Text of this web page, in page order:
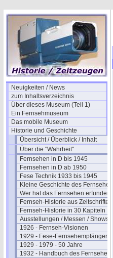
Neuigkeiten / News
zum Inhaltsverzeichnis
Über dieses Museum (Teil 1)
Ein Fernsehmuseum
Das mobile Museum
Historie und Geschichte
Übersicht / Überblick / Inhalt
Über die "Wahrheit"
Fernsehen in D bis 1945
Fernsehen in D ab 1950
Fese Technik 1933 bis 1945
Kleine Geschichte des Fernsehens
Wer hat das Fernsehen erfunden?
Fernseh-Historie aus Zeitschriften
Fernseh-Historie in 30 Kapiteln
Ausstellungen / Messen / Shows
1926 - Fernseh-Visionen
1929 - Fese-Fernsehempfänger
1929 - 1979 - 50 Jahre
1932 - Handbuch des Fernsehens